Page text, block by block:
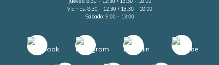
Viernes: 8:30 - 12:30 / 13:30 - 18:00
Sábado: 9:00 - 13:00